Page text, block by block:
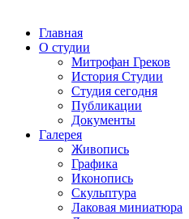
Главная
О студии
Митрофан Греков
История Студии
Студия сегодня
Публикации
Документы
Галерея
Живопись
Графика
Иконопись
Скульптура
Лаковая миниатюра